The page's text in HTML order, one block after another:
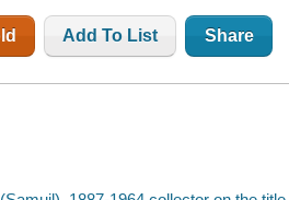
Add To List Share